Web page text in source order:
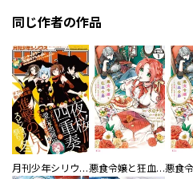
同じ作者の作品
月刊少年シリウス 悪食令嬢と狂血公爵 ～その魔物、私が美味しくいただきます！～ 分冊版